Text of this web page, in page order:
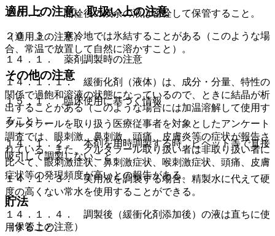
２０．２． 開栓後の残余の液は密栓して保管すること。
２０．３． 寒冷地では氷結することがある（このような場
合、常温で放置して自然に溶かすこと）。
その他の注意
１５．１． 臨床使用に基づく情報
グルタラールを取り扱う医療従事者を対象としたアンケート
調査では、眼刺激、鼻刺激、頭痛、皮膚炎等の症状が報告さ
れている。また、グルタラール取り扱い者は非取り扱い者に
比べて、眼刺激症状、鼻刺激症状、喉刺激症状、頭痛、皮膚
症状等の発現頻度が高いとの報告がある。
貯法
（保管上の注意）
適用上の注意、取扱い上の注意
（適用上の注意）
１４．１． 薬剤調製時の注意
１４．１．１． 緩衝化剤（液体）は、成分・分量、特性の
関係で過飽和溶液の状態になっているので、ときに結晶が析
出することがある（このような場合には加温溶解して使用す
ること）。
１４．１．２． 本剤を用時調製する時、ピペット等で直接
吸引して調製しないこと。
１４．１．３． 実用液を調製する場合、精製水に代えて硬
度の高くない常水を使用することができる。
１４．１．４． 調製後（緩衝化剤添加後）の液は直ちに使
用すること。